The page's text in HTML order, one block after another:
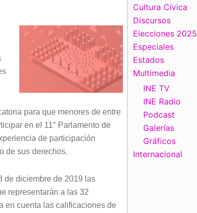
para que menores de entre
en el 11° Parlamento de
de participación
de sus derechos.
de diciembre de 2019 las
representarán a las 32
en cuenta las calificaciones de
Cultura Cívica
Discursos
Elecciones 2025
Especiales
Estados
Multimedia
INE TV
INE Radio
Podcast
Galerías
Gráficos
Internacional